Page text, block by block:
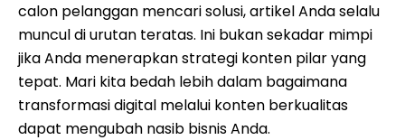
calon pelanggan mencari solusi, artikel Anda selalu
muncul di urutan teratas. Ini bukan sekadar mimpi
jika Anda menerapkan strategi konten pilar yang
tepat. Mari kita bedah lebih dalam bagaimana
transformasi digital melalui konten berkualitas
dapat mengubah nasib bisnis Anda.